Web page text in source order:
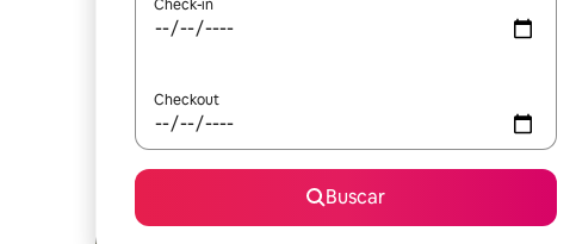
Check-in
Checkout
Buscar